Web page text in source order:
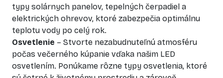
typy solárnych panelov, tepelných čerpadiel a
elektrických ohrevov, ktoré zabezpečia optimálnu
teplotu vody po celý rok.
Osvetlenie – Stvorte nezabudnuteľnú atmosféru
počas večerného kúpanie vďaka našim LED
osvetlením. Ponúkame rôzne typy osvetlenia, ktoré